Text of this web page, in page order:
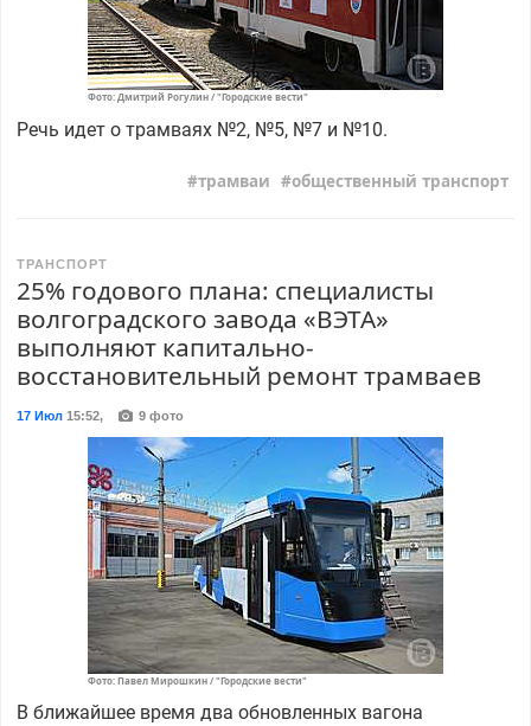
Фото: Дмитрий Рогулин / "Городские вести"
Речь идет о трамваях №2, №5, №7 и №10.
трамваи общественный транспорт
ТРАНСПОРТ
25% годового плана: специалисты
волгоградского завода «ВЭТА»
выполняют капитально-
восстановительный ремонт трамваев
17 Июл15:52, 9 фото
Фото: Павел Мирошкин / "Городские вести"
В ближайшее время два обновленных вагона